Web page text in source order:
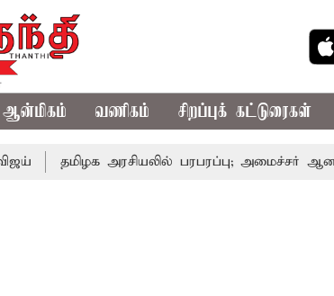
ஆன்மிகம் வணிகம் சிறப்புக் கட்டுரைகள்
தமிழக அரசியலில் பரபரப்பு; அமைச்சர் ஆனந்த் உடன்